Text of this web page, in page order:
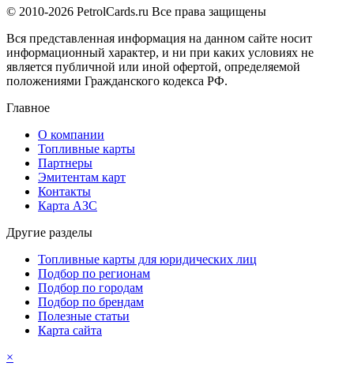
© 2010-2026 PetrolCards.ru Все права защищены
Вся представленная информация на данном сайте носит
информационный характер, и ни при каких условиях не
является публичной или иной офертой, определяемой
положениями Гражданского кодекса РФ.
Главное
О компании
Топливные карты
Партнеры
Эмитентам карт
Контакты
Карта АЗС
Другие разделы
Топливные карты для юридических лиц
Подбор по регионам
Подбор по городам
Подбор по брендам
Полезные статьи
Карта сайта
×